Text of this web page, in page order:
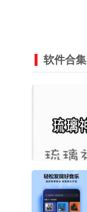
软件合集